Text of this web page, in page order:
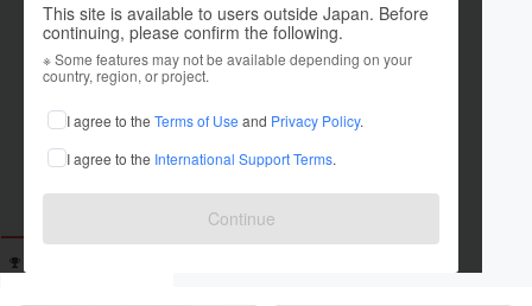
This site is available to users outside Japan. Before
continuing, please confirm the following.
※ Some features may not be available depending on your
country, region, or project.
I agree to the Terms of Use and Privacy Policy.
I agree to the International Support Terms.
Continue
morikan28
出身国：未設定